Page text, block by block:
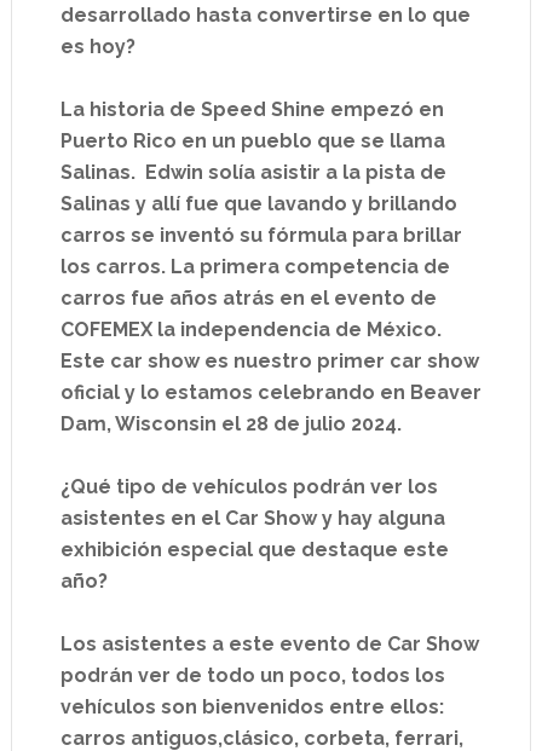
desarrollado hasta convertirse en lo que
es hoy?
La historia de Speed Shine empezó en
Puerto Rico en un pueblo que se llama
Salinas. Edwin solía asistir a la pista de
Salinas y allí fue que lavando y brillando
carros se inventó su fórmula para brillar
los carros. La primera competencia de
carros fue años atrás en el evento de
COFEMEX la independencia de México.
Este car show es nuestro primer car show
oficial y lo estamos celebrando en Beaver
Dam, Wisconsin el 28 de julio 2024.
¿Qué tipo de vehículos podrán ver los
asistentes en el Car Show y hay alguna
exhibición especial que destaque este
año?
Los asistentes a este evento de Car Show
podrán ver de todo un poco, todos los
vehículos son bienvenidos entre ellos:
carros antiguos,clásico, corbeta, ferrari,